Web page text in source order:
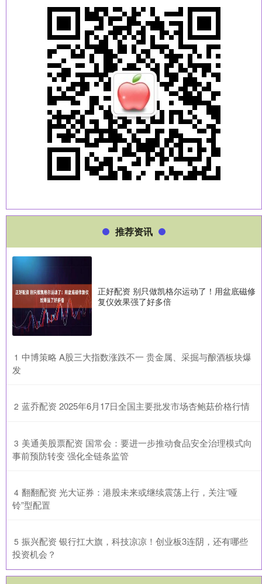
推荐资讯
正好配资 别只做凯格尔运动了！用盆底磁修
复仪效果强了好多倍
1 ​中博策略 A股三大指数涨跌不一 贵金属、采掘与酿酒板块爆
发
2 ​蓝乔配资 2025年6月17日全国主要批发市场杏鲍菇价格行情
3 ​美通美股票配资 国常会：要进一步推动食品安全治理模式向
事前预防转变 强化全链条监管
4 ​翻翻配资 光大证券：港股未来或继续震荡上行，关注“哑
铃”型配置
5 ​振兴配资 银行扛大旗，科技凉凉！创业板3连阴，还有哪些
投资机会？